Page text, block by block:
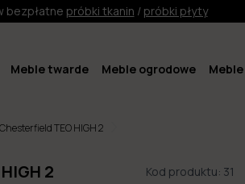
bezpłatne próbki tkanin / próbki płyty
Meble twarde Meble ogrodowe Meble
TEO HIGH 2
2 Kod produktu: 31